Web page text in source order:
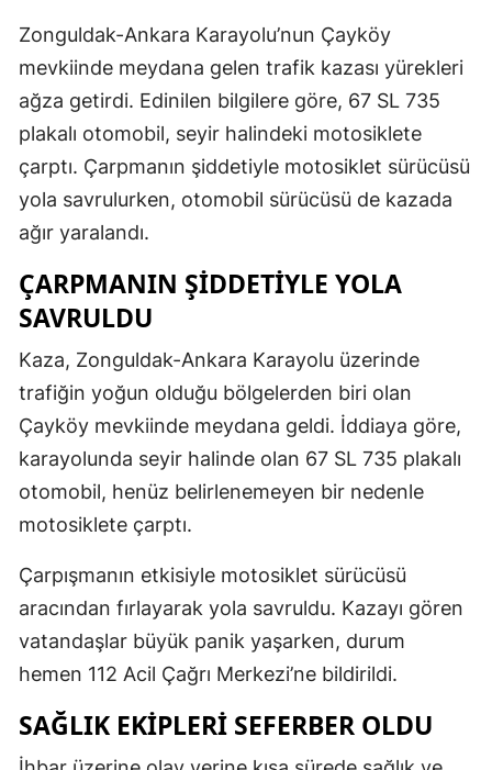
Zonguldak-Ankara Karayolu’nun Çayköy
mevkiinde meydana gelen trafik kazası yürekleri
ağza getirdi. Edinilen bilgilere göre, 67 SL 735
plakalı otomobil, seyir halindeki motosiklete
çarptı. Çarpmanın şiddetiyle motosiklet sürücüsü
yola savrulurken, otomobil sürücüsü de kazada
ağır yaralandı.
ÇARPMANIN ŞİDDETİYLE YOLA
SAVRULDU
Kaza, Zonguldak-Ankara Karayolu üzerinde
trafiğin yoğun olduğu bölgelerden biri olan
Çayköy mevkiinde meydana geldi. İddiaya göre,
karayolunda seyir halinde olan 67 SL 735 plakalı
otomobil, henüz belirlenemeyen bir nedenle
motosiklete çarptı.
Çarpışmanın etkisiyle motosiklet sürücüsü
aracından fırlayarak yola savruldu. Kazayı gören
vatandaşlar büyük panik yaşarken, durum
hemen 112 Acil Çağrı Merkezi’ne bildirildi.
SAĞLIK EKİPLERİ SEFERBER OLDU